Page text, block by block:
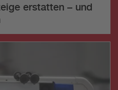
erstatten – und